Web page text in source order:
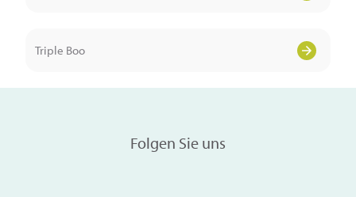
Triple Boo
Folgen Sie uns